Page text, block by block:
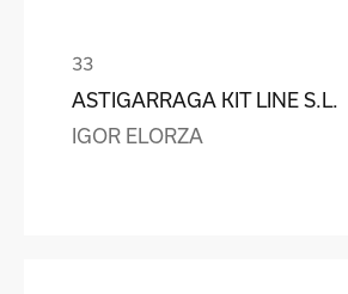
ASTIGARRAGA KIT LINE S.L.
IGOR ELORZA